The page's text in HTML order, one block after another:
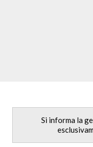
Prezzo di listino così
Si informa la